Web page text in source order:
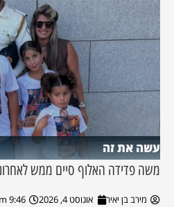
עשה את זה
משה פדידה האלוף סיים ממש
מירב בן יאיר אוגוסט 4, 2026 9:46 pm